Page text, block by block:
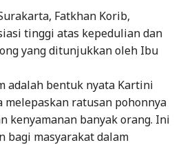
Fatkhan Korib,
tinggi atas kepedulian dan
yang ditunjukkan oleh Ibu
adalah bentuk nyata Kartini
melepaskan ratusan pohonnya
kenyamanan banyak orang. Ini
bagi masyarakat dalam